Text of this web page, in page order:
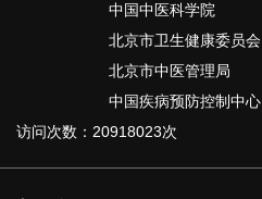
中国中医科学院
北京市卫生健康委员会
北京市中医管理局
中国疾病预防控制中心
访问次数：20918023次